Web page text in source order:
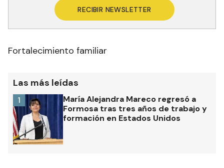
RECIBIR NEWSLETTER
Fortalecimiento familiar
Las más leídas
María Alejandra Mareco regresó a
Formosa tras tres años de trabajo y
formación en Estados Unidos
1